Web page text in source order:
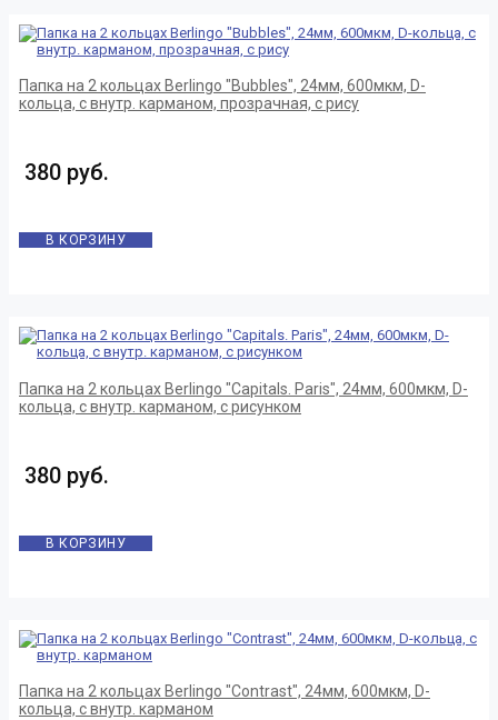
Папка на 2 кольцах Berlingo "Bubbles", 24мм, 600мкм, D-
кольца, с внутр. карманом, прозрачная, с рису
380 руб.
В КОРЗИНУ
Папка на 2 кольцах Berlingo "Capitals. Paris", 24мм, 600мкм, D-
кольца, с внутр. карманом, с рисунком
380 руб.
В КОРЗИНУ
Папка на 2 кольцах Berlingo "Contrast", 24мм, 600мкм, D-
кольца, с внутр. карманом